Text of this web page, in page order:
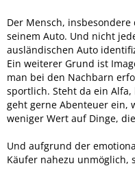
Der Mensch,
seinem Auto. Und nicht
ausländischen Auto
Ein weiterer Grund ist
man bei den Nachbarn
sportlich. Steht da ein
geht gerne Abenteuer ein,
weniger Wert auf Dinge,
Und aufgrund der
Käufer nahezu unmöglich,